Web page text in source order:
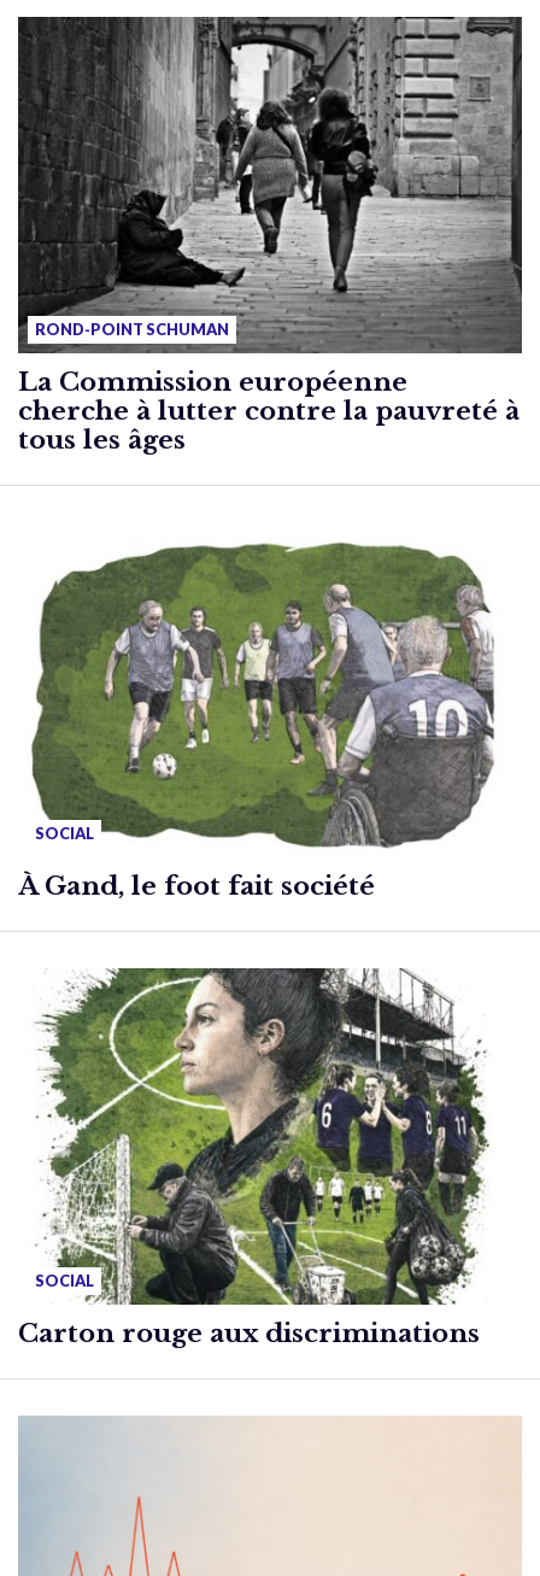
ROND-POINT SCHUMAN
La Commission européenne
cherche à lutter contre la pauvreté à
tous les âges
SOCIAL
À Gand, le foot fait société
SOCIAL
Carton rouge aux discriminations